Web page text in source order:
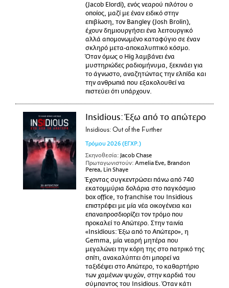
(Jacob Elordi), ενός νεαρού πιλότου ο
οποίος, μαζί με έναν ειδικό στην
επιβίωση, τον Bangley (Josh Brolin),
έχουν δημιουργήσει ένα λειτουργικό
αλλά απομονωμένο καταφύγιο σε έναν
σκληρό μετα-αποκαλυπτικό κόσμο.
Όταν όμως ο Hig λαμβάνει ένα
μυστηριώδες ραδιομήνυμα, ξεκινάει για
το άγνωστο, αναζητώντας την ελπίδα και
την ανθρωπιά που εξακολουθεί να
πιστεύει ότι υπάρχουν.
Insidious: Έξω από το απώτερο
Insidious: Out of the Further
Τρόμου 2026 (ΕΓΧΡ.)
Σκηνοθεσία: Jacob Chase
Πρωταγωνιστούν: Amelia Eve, Brandon
Perea, Lin Shaye
Έχοντας συγκεντρώσει πάνω από 740
εκατομμύρια δολάρια στο παγκόσμιο
box office, το franchise του Insidious
επιστρέφει με μία νέα οικογένεια και
επαναπροσδιορίζει τον τρόμο που
προκαλεί το Απώτερο. Στην ταινία
«Insidious: Έξω από το Απώτερο», η
Gemma, μία νεαρή μητέρα που
μεγαλώνει την κόρη της στο πατρικό της
σπίτι, ανακαλύπτει ότι μπορεί να
ταξιδέψει στο Απώτερο, το καθαρτήριο
των χαμένων ψυχών, στην καρδιά του
σύμπαντος του Insidious. Όταν κάτι